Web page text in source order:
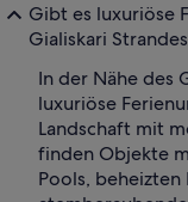
Gibt es luxuriöse
Gialiskari
In der Nähe des
luxuriöse
Landschaft mit
finden Objekte
Pools, beheizten